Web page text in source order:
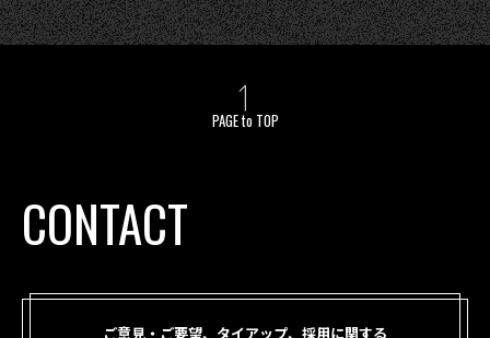
PAGE to TOP
CONTACT
ご意見・ご要望、タイアップ、採用に関する